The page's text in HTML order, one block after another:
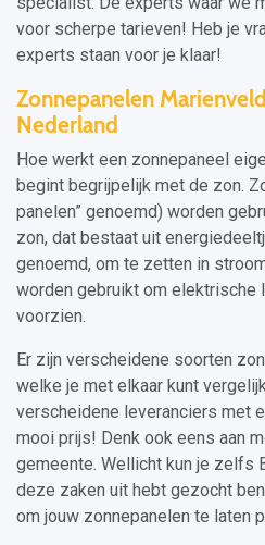
voor scherpe tarieven! Heb je
experts staan voor je klaar!
Zonnepanelen
Nederland
Hoe werkt een zonnepaneel
begint begrijpelijk met de zon.
panelen” genoemd) worden
zon, dat bestaat uit
genoemd, om te zetten in
worden gebruikt om elektrische
voorzien.
Er zijn verscheidene soorten
welke je met elkaar kunt
verscheidene leveranciers met
mooi prijs! Denk ook eens aan
gemeente. Wellicht kun je zelfs
deze zaken uit hebt gezocht
om jouw zonnepanelen te laten